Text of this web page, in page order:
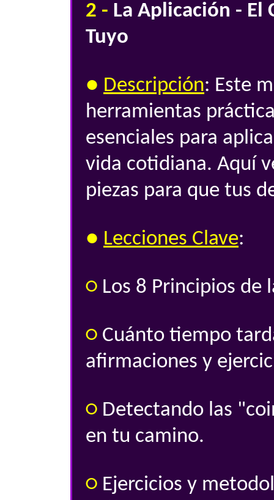
2 - La Aplicación - El
Tuyo
● Descripción: Este
herramientas
esenciales para
vida cotidiana. Aquí
piezas para que tus
● Lecciones Clave:
○ Los 8 Principios de
○ Cuánto tiempo
afirmaciones y
○ Detectando las
en tu camino.
○ Ejercicios y